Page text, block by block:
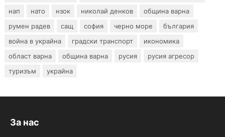
нап
нато нзок николай денков
община варна
румен радев
сащ софия черно море
българия
война в украйна
градски транспорт
икономика
област варна
община варна русия
русия агресор
туризъм
украйна
За нас